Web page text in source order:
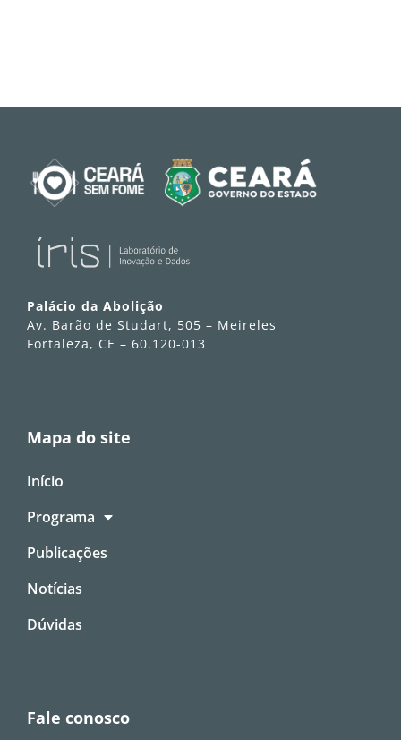
Palácio da Abolição
Av. Barão de Studart, 505 – Meireles
Fortaleza, CE – 60.120-013
Mapa do site
Início
Programa
Publicações
Notícias
Dúvidas
Fale conosco